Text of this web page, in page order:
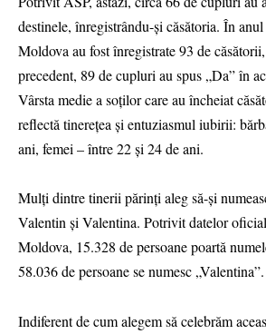
destinele, înregistrându-și căsătoria. În
Moldova au fost înregistrate 93 de
precedent, 89 de cupluri au spus „Da” în
Vârsta medie a soților care au încheiat
reflectă tinerețea și entuziasmul iubirii:
ani, femei – între 22 și 24 de ani.
Mulți dintre tinerii părinți aleg să-și
Valentin și Valentina. Potrivit datelor
Moldova, 15.328 de persoane poartă
58.036 de persoane se numesc „Valentina”.
Indiferent de cum alegem să celebrăm